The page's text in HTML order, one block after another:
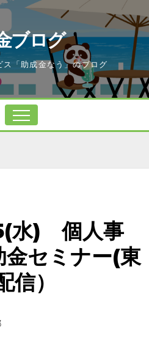
ブログ
「助成金なう」のブログ
水) 個人事
金セミナー(東
）